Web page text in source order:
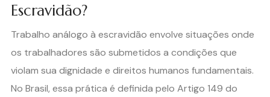
Escravidão?
Trabalho análogo à escravidão envolve situações onde
os trabalhadores são submetidos a condições que
violam sua dignidade e direitos humanos fundamentais.
No Brasil, essa prática é definida pelo Artigo 149 do